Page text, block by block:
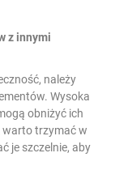
z innymi
należy
Wysoka
obniżyć ich
warto trzymać w
je szczelnie, aby